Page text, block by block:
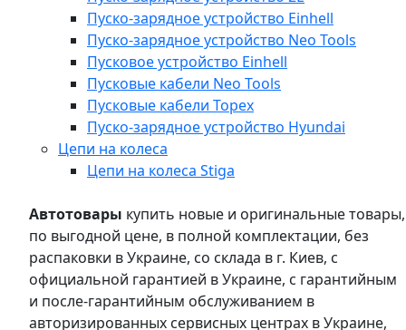
Пуско-зарядное устройство Einhell
Пуско-зарядное устройство Neo Tools
Пусковое устройство Einhell
Пусковые кабели Neo Tools
Пусковые кабели Topex
Пуско-зарядное устройство Hyundai
Цепи на колеса
Цепи на колеса Stiga
Автотовары купить новые и оригинальные товары,
по выгодной цене, в полной комплектации, без
распаковки в Украине, со склада в г. Киев, с
официальной гарантией в Украине, с гарантийным
и после-гарантийным обслуживанием в
авторизированных сервисных центрах в Украине,